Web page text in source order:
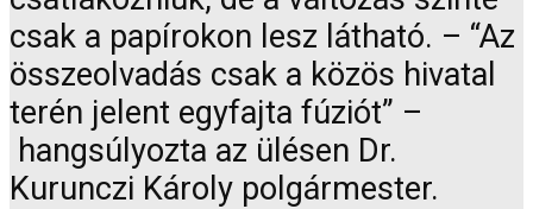
csak a papírokon lesz látható. – “Az
összeolvadás csak a közös hivatal
terén jelent egyfajta fúziót” –
hangsúlyozta az ülésen Dr.
Kurunczi Károly polgármester.